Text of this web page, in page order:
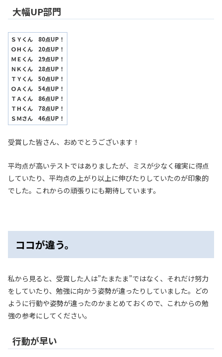
大幅UP部門
ＳＹくん 80点UP！
ＯＨくん 20点UP！
ＭＥくん 29点UP！
ＮＫくん 28点UP！
ＴＹくん 50点UP！
ＯＡくん 54点UP！
ＴＡくん 86点UP！
ＴＨくん 78点UP！
ＳＭさん 46点UP！
受賞した皆さん、おめでとうございます！
平均点が高いテストではありましたが、ミスが少なく確実に得点
していたり、平均点の上がり以上に伸びたりしていたのが印象的
でした。これからの頑張りにも期待しています。
ココが違う。
私から見ると、受賞した人は”たまたま”ではなく、それだけ努力
をしていたり、勉強に向かう姿勢が違ったりしていました。どの
ように行動や姿勢が違ったのかまとめておくので、これからの勉
強の参考にしてください。
行動が早い